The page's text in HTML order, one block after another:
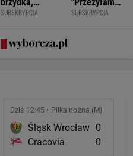
niepotrzebna.
mnie dla młodszej
SUBSKRYPCJA
najpiękniejszy
SUBSKRYPCJA
Dziś 12:45 • Piłka nożna (M)
Śląsk Wrocław 0
Cracovia
0